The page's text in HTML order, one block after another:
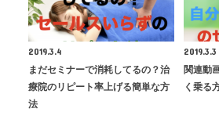
2019.3.4
まだセミナーで消耗してるの？治
療院のリピート率上げる簡単な方
法
2019.3.3
関連動
く乗る